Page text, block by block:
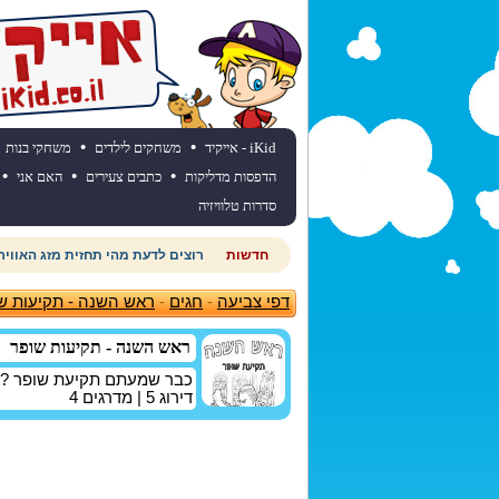
iKid - אייקיד • משחקים לילדים • משחקי בנות
הדפסות מדליקות • כתבים צעירים • האם אני •
סדרות טלוויזיה
חדשות חוגגים יום הולדת? כנסו לאתר
דפי צביעה-חגים-ראש השנה - תקיעות
ראש השנה - תקיעות שופר
כבר שמעתם תקיעת שופר ?
דירוג 5 | מדרגים 4